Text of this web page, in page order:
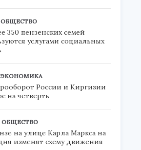
ОБЩЕСТВО
350 пензенских семей
услугами социальных
ЭКОНОМИКА
России и Киргизии
на четверть
ОБЩЕСТВО
на улице Карла Маркса на
изменят схему движения